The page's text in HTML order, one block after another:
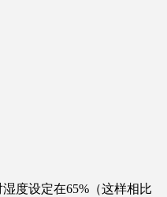
度设定在65%（这样相比